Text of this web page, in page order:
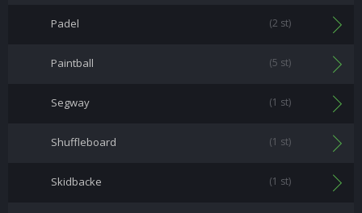
Padel (2 st)
Paintball (5 st)
Segway (1 st)
Shuffleboard (1 st)
Skidbacke (1 st)